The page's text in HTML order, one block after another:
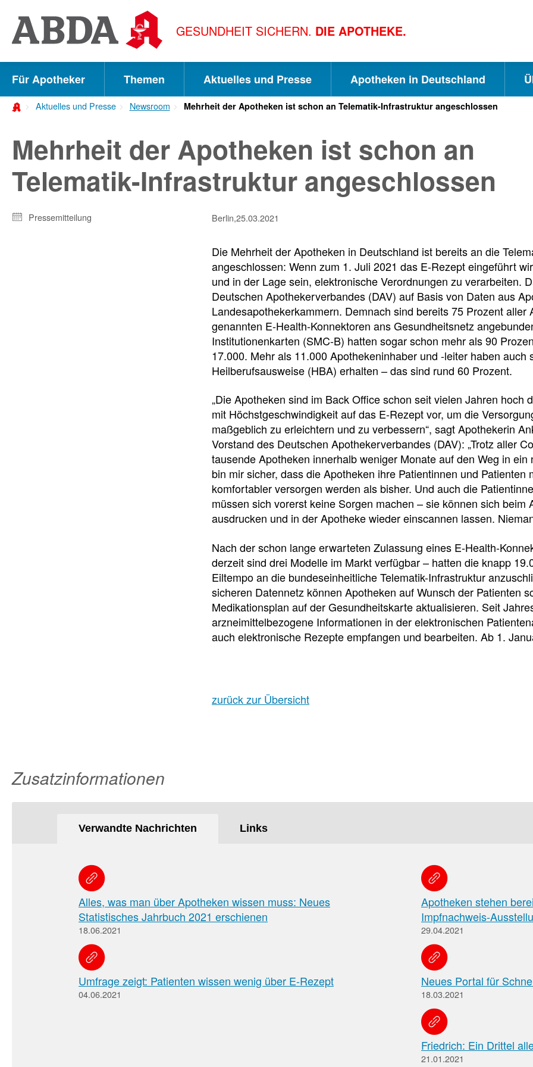
direkt
zu:
zur
Hauptnavigation
zur
zum
Inhalt
Suche
GESUNDHEIT SICHERN. DIE APOTHEKE.
Für Apotheker Themen Aktuelles und Presse Apotheken in Deutschland
Aktuelles und Presse Newsroom Mehrheit der Apotheken ist schon an Telematik-Infrastruktur angeschlossen
Mehrheit der Apotheken ist schon an
Telematik-Infrastruktur angeschlossen
Pressemitteilung Berlin,25.03.2021
Die Mehrheit der Apotheken in Deutschland ist bereits an die
angeschlossen: Wenn zum 1. Juli 2021 das E-Rezept eingeführt
und in der Lage sein, elektronische Verordnungen zu verarbeiten.
Deutschen Apothekerverbandes (DAV) auf Basis von Daten aus
Landesapothekerkammern. Demnach sind bereits 75 Prozent aller
genannten E-Health-Konnektoren ans Gesundheitsnetz
Institutionenkarten (SMC-B) hatten sogar schon mehr als 90
17.000. Mehr als 11.000 Apothekeninhaber und -leiter haben auch
Heilberufsausweise (HBA) erhalten – das sind rund 60 Prozent.
„Die Apotheken sind im Back Office schon seit vielen Jahren hoch
mit Höchstgeschwindigkeit auf das E-Rezept vor, um die
maßgeblich zu erleichtern und zu verbessern“, sagt Apothekerin
Vorstand des Deutschen Apothekerverbandes (DAV): „Trotz aller
tausende Apotheken innerhalb weniger Monate auf den Weg in
bin mir sicher, dass die Apotheken ihre Patientinnen und
komfortabler versorgen werden als bisher. Und auch die
müssen sich vorerst keine Sorgen machen – sie können sich beim
ausdrucken und in der Apotheke wieder einscannen lassen.
Nach der schon lange erwarteten Zulassung eines E-Health-
derzeit sind drei Modelle im Markt verfügbar – hatten die knapp
Eiltempo an die bundeseinheitliche Telematik-Infrastruktur
sicheren Datennetz können Apotheken auf Wunsch der Patienten
Medikationsplan auf der Gesundheitskarte aktualisieren. Seit
arzneimittelbezogene Informationen in der elektronischen
auch elektronische Rezepte empfangen und bearbeiten. Ab 1.
zurück zur Übersicht
Zusatzinformationen
Verwandte Nachrichten Links
Alles, was man über Apotheken wissen muss: Neues
Statistisches Jahrbuch 2021 erschienen
18.06.2021
Umfrage zeigt: Patienten wissen wenig über E-Rezept
04.06.2021
Apotheken stehen
Impfnachweis-
29.04.2021
Neues Portal für
18.03.2021
Friedrich: Ein Drittel
21.01.2021
S
c
n
e
l
l
z
u
g
r
i
f
f
Tauchen
Sie
direkt
ein
können
sich
auf
Themenseiten
über
die
vereinbarten
pharmazeutischen
Dienstleistungen
und
die
Rahmenbedingungen
informieren.
AMK-
Nachrichten
Informationen
der
Institutionen,
Behörden
und
Hersteller
Arbeitsschutz
Informationen
zum
Arbeitsschutz
S
e
t
e
t
e
i
l
e
n
Newsdetail
S
u
h
e